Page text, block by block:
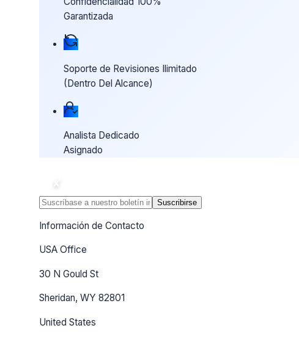
Garantizada
Soporte de Revisiones Ilimitado
(Dentro Del Alcance)
Analista Dedicado
Asignado
Suscribirse
Información de Contacto
USA Office
30 N Gould St
Sheridan, WY 82801
United States